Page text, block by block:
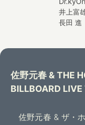
井上富
長田 進
佐野元春 & THE
BILLBOARD LIVE
佐野元春 & ザ・